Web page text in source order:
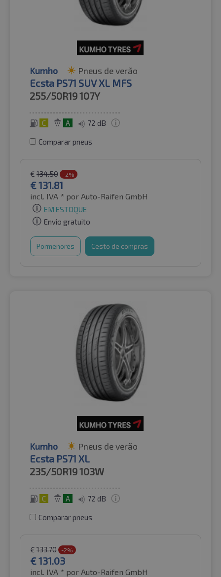
Kumho Pneus de verão
Ecsta PS71 SUV XL MFS
255/50R19107Y
C A 72 dB
Comparar pneus
€ 134.50 -2%
€131.81
incl. IVA * por Auto-Raifen GmbH
EM ESTOQUE
Envio gratuito
Pormenores Cesto de compras
Kumho Pneus de verão
Ecsta PS71 XL
235/50R19103W
C A 72 dB
Comparar pneus
€ 133.70 -2%
€131.03
incl. IVA * por Auto-Raifen GmbH